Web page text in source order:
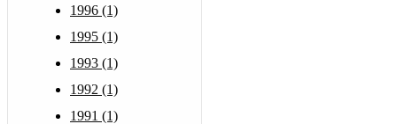
1996 (1)
1995 (1)
1993 (1)
1992 (1)
1991 (1)